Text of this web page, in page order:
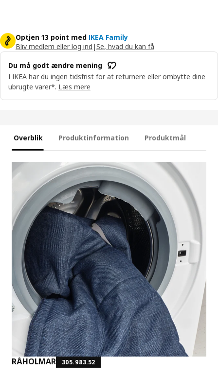
Optjen 13 point med IKEA Family
Bliv medlem eller log ind |Se, hvad du kan få
Du må godt ændre mening
I IKEA har du ingen tidsfrist for at returnere eller ombytte dine
ubrugte varer*. Læs mere
Overblik Produktinformation Produktmål
RÅHOLMAR 305.983.52